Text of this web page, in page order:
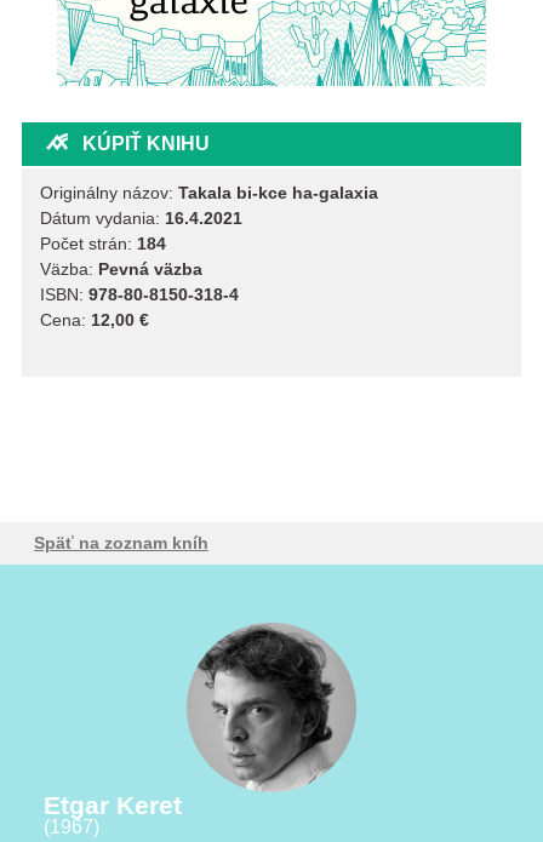
KÚPIŤ KNIHU
Originálny názov: Takala bi-kce ha-galaxia
Dátum vydania: 16.4.2021
Počet strán: 184
Väzba: Pevná väzba
ISBN: 978-80-8150-318-4
Cena: 12,00 €
Späť na zoznam kníh
Etgar Keret
(1967)